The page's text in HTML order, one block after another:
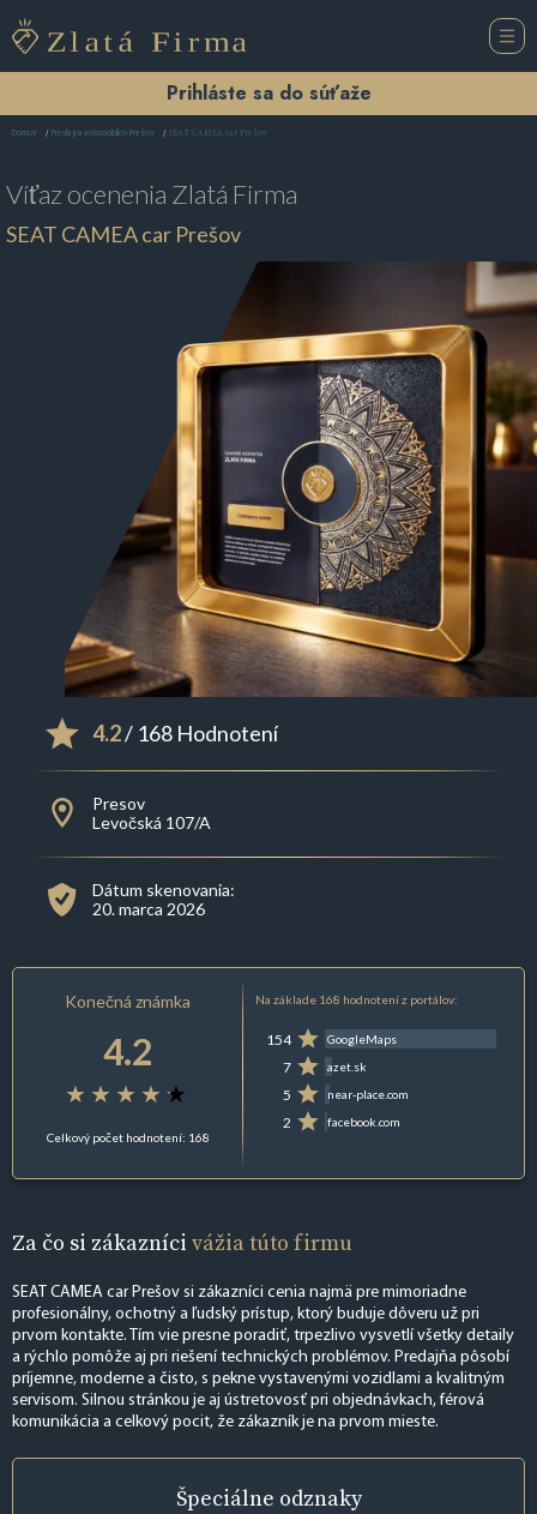
Prihláste sa do súťaže
Domov Predajca automobilov Prešov SEAT CAMEA car Prešov
Víťaz ocenenia Zlatá Firma
SEAT CAMEA car Prešov
4.2/ 168 Hodnotení
Presov
Levočská 107/A
Dátum skenovania:
20. marca 2026
Konečná známka
4.2
Celkový počet hodnotení: 168
Na základe 168 hodnotení z portálov:
154 GoogleMaps
7 azet.sk
5 near-place.com
2 facebook.com
Za čo si zákazníci vážia túto firmu
SEAT CAMEA car Prešov si zákazníci cenia najmä pre mimoriadne
profesionálny, ochotný a ľudský prístup, ktorý buduje dôveru už pri
prvom kontakte. Tím vie presne poradiť, trpezlivo vysvetlí všetky detaily
a rýchlo pomôže aj pri riešení technických problémov. Predajňa pôsobí
príjemne, moderne a čisto, s pekne vystavenými vozidlami a kvalitným
servisom. Silnou stránkou je aj ústretovosť pri objednávkach, férová
komunikácia a celkový pocit, že zákazník je na prvom mieste.
Špeciálne odznaky